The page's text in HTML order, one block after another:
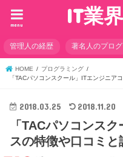
IT業
menu
管理人の経歴 著名人のプロ
HOME
プログラミング
「TACパソコンスクール」ITエンジニア
2018.03.25 2018.11.20
「TACパソコンス
スの特徴や口コミと